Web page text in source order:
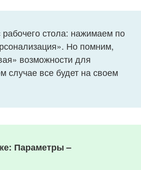
стола: нажимаем по
Но помним,
возможности для
случае все будет на своем
Параметры –